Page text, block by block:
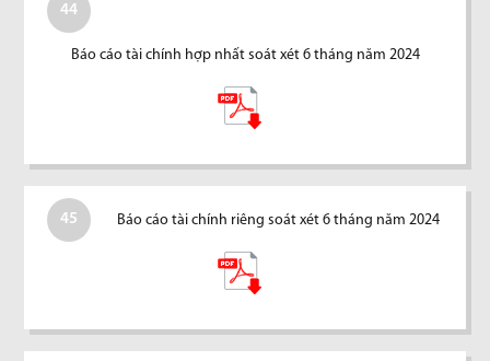
44
Báo cáo tài chính hợp nhất soát xét 6 tháng năm 2024
45 Báo cáo tài chính riêng soát xét 6 tháng năm 2024